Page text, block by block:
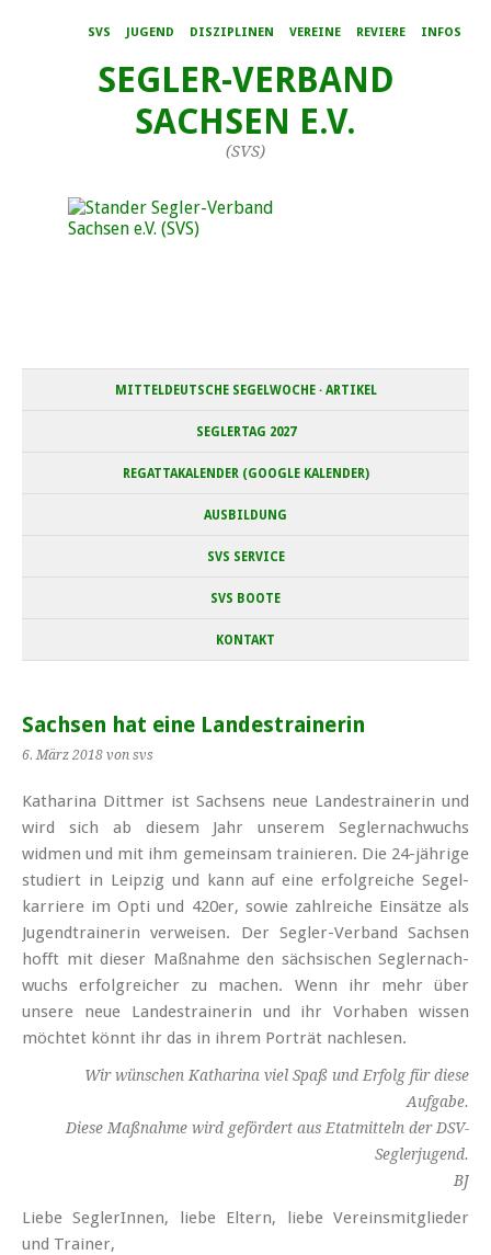
SVS JUGEND DISZIPLINEN VEREINE REVIERE INFOS
SEGLER-VERBAND
SACHSEN E.V.
(SVS)
MITTELDEUTSCHE SEGELWOCHE · ARTIKEL
SEGLERTAG 2027
REGATTAKALENDER (GOOGLE KALENDER)
AUSBILDUNG
SVS SERVICE
SVS BOOTE
KONTAKT
Sachsen hat eine Landestrainerin
6. März 2018 von svs
Katharina Dittmer ist Sachsens neue Landestrainerin und
wird sich ab diesem Jahr unserem Segler­nachwuchs
widmen und mit ihm gemeinsam trainieren. Die 24-jährige
studiert in Leipzig und kann auf eine erfolg­reiche Segel­
karriere im Opti und 420er, sowie zahl­reiche Einsätze als
Jugend­trainerin verweisen. Der Segler-Verband Sachsen
hofft mit dieser Maßnahme den sächsischen Segler­nach­
wuchs erfolgreicher zu machen. Wenn ihr mehr über
unsere neue Landes­trainerin und ihr Vorhaben wissen
möchtet könnt ihr das in ihrem Porträt nachlesen.
Wir wünschen Katharina viel Spaß und Erfolg für diese
Aufgabe.
Diese Maßnahme wird gefördert aus Etatmitteln der DSV-
Seglerjugend.
BJ
Liebe SeglerInnen, liebe Eltern, liebe Vereins­mitglieder
und Trainer,